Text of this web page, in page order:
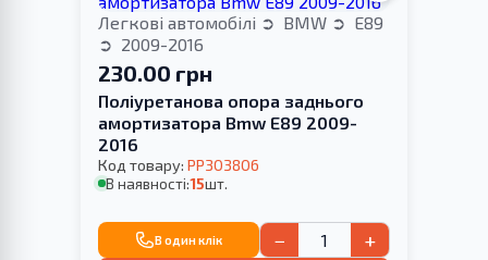
Легкові автомобілі BMW
E89
2009-2016
230.00 грн
Поліуретанова опора заднього
амортизатора Bmw E89 2009-
2016
Код товару: PP303806
В наявності:15шт.
В один клік − +